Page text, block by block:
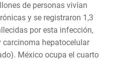
de personas vivían
y se registraron 1,3
por esta infección,
carcinoma hepatocelular
México ocupa el cuarto